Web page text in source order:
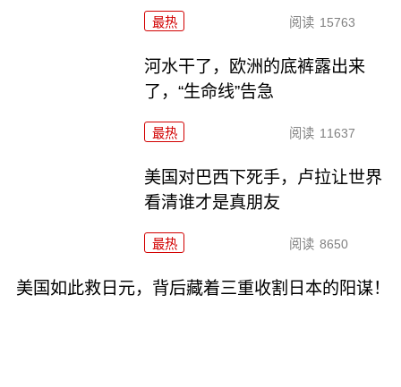
最热 阅读 15763
河水干了，欧洲的底裤露出来
了，“生命线”告急
最热 阅读 11637
美国对巴西下死手，卢拉让世界
看清谁才是真朋友
最热 阅读 8650
美国如此救日元，背后藏着三重收割日本的阳谋！